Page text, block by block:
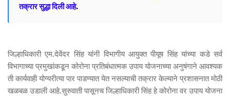
तक्रारसुद्धा दिलीआहे.
जिल्हाधिकारी एम.देवेंदर सिंह यांनी विभागीय आयुक्त पीयूष सिंह यांच्या कडे सर्व
विभागाच्या प्रमुखांकडून कोरोना प्रतिबंधात्मक उपाय योजनाच्या अनुषंगाने आवश्यक
ती कार्यवाही योग्यरीत्या पार पाडण्यात येत नसल्याची तक्रार केल्याने प्रशासनात मोठी
खळबळ उडाली आहे.सुरुवाती पासूनच जिल्हाधिकारी सिंह हे कोरोना वर उपाय योजना